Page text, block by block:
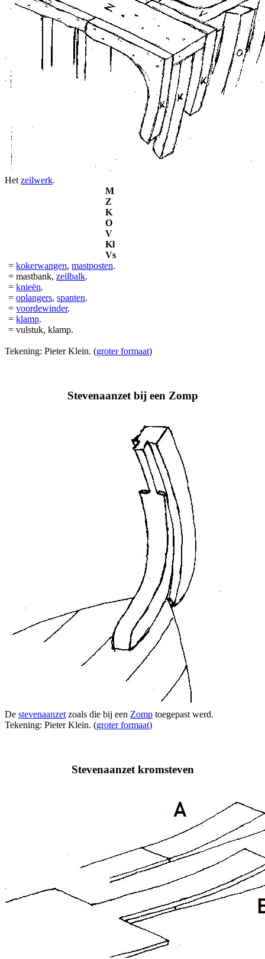
Het zeilwerk.
M
Z
K
O
V
Kl
Vs
=kokerwangen,mastposten.
= mastbank,zeilbalk.
=knieën.
=oplangers,spanten.
=voordewinder.
=klamp.
= vulstuk, klamp.
Tekening: Pieter Klein. (groter formaat)
Stevenaanzet bij een Zomp
De stevenaanzet zoals die bij een Zomp toegepast werd.
Tekening: Pieter Klein. (groter formaat)
Stevenaanzet kromsteven